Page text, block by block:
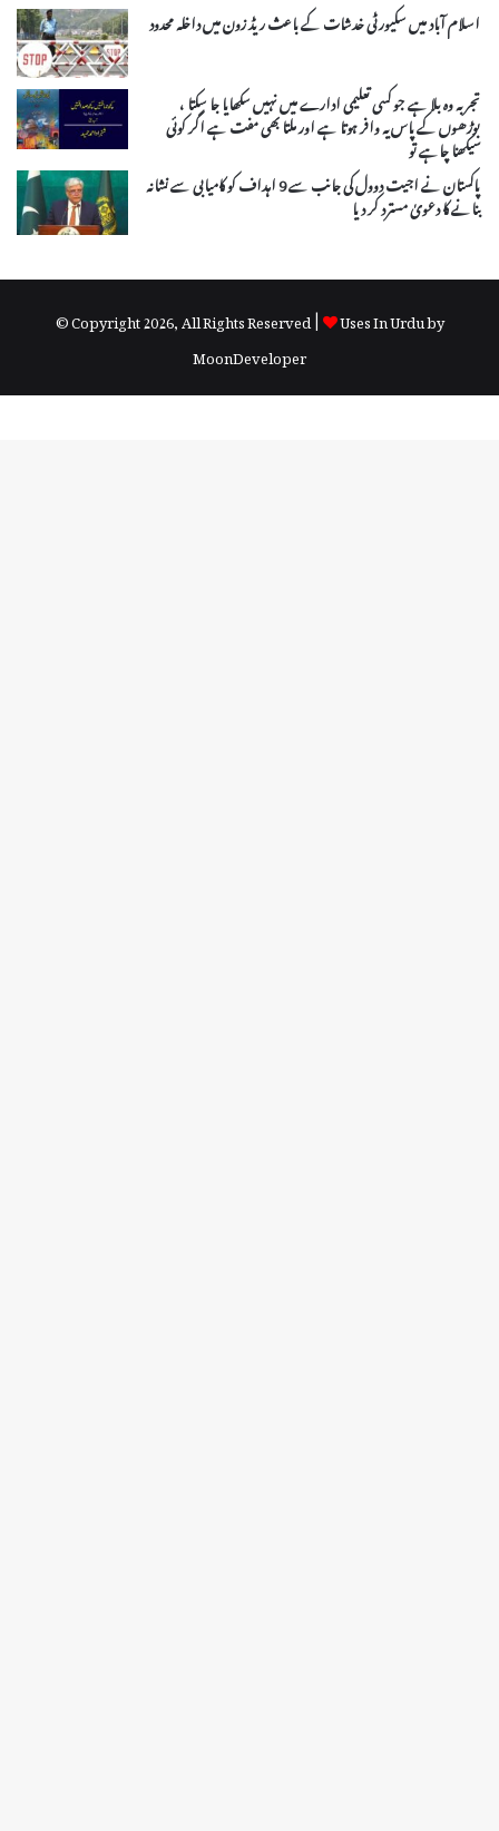
اسلام آباد میں سکیورٹی خدشات کے باعث ریڈ زون میں داخلہ محدود
تجربہ وہ بلا ہے جو کسی تعلیمی ادارے میں نہیں سکھایا جا سکتا ،
بوڑھوں کے پاس یہ وافر ہوتا ہے اور ملتا بھی مفت ہے اگر کوئی
سیکھنا چاہے تو
پاکستان نے اجیت دوول کی جانب سے 9 اہداف کو کامیابی سے نشانہ
بنانے کا دعویٰ مسترد کر دیا
© Copyright 2026, All Rights Reserved |
Uses In Urdu by
MoonDeveloper